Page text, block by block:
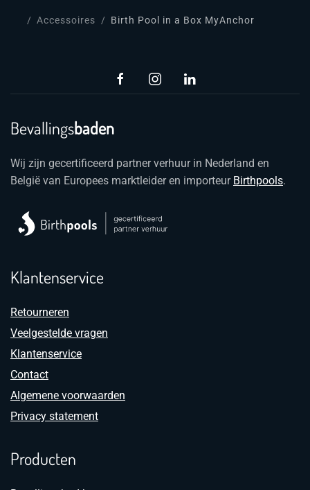
Accessoires Birth Pool in a Box MyAnchor
Bevallingsbaden
Wij zijn gecertificeerd partner verhuur in Nederland en
België van Europees marktleider en importeur Birthpools.
Klantenservice
Retourneren
Veelgestelde vragen
Klantenservice
Contact
Algemene voorwaarden
Privacy statement
Producten